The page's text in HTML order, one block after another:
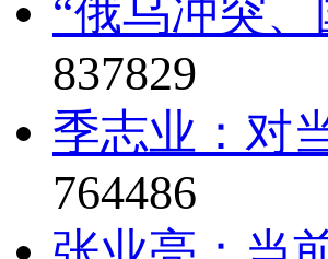
“俄乌冲突
837829
季志业：对
764486